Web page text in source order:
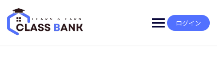
content
ログイン